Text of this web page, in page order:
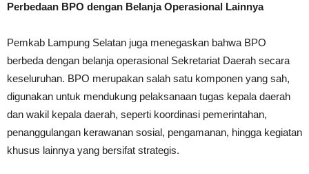
Perbedaan BPO dengan Belanja Operasional Lainnya
Pemkab Lampung Selatan juga menegaskan bahwa BPO
berbeda dengan belanja operasional Sekretariat Daerah secara
keseluruhan. BPO merupakan salah satu komponen yang sah,
digunakan untuk mendukung pelaksanaan tugas kepala daerah
dan wakil kepala daerah, seperti koordinasi pemerintahan,
penanggulangan kerawanan sosial, pengamanan, hingga kegiatan
khusus lainnya yang bersifat strategis.